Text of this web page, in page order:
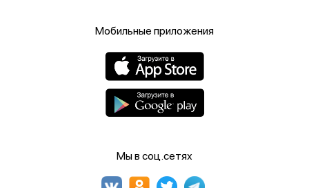
Мобильные приложения
Мы в соц.сетях